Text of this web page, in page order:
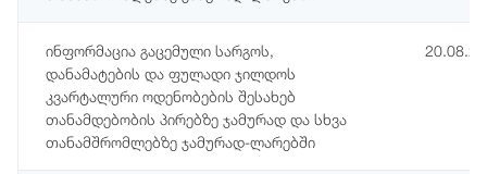
ინფორმაცია გაცემული სარგოს,
დანამატების და ფულადი ჯილდოს
კვარტალური ოდენობების შესახებ
თანამდებობის პირებზე ჯამურად და სხვა
თანამშრომლებზე ჯამურად-ლარებში